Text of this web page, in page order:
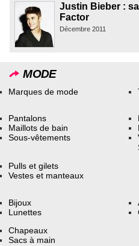
Justin Bieber :
Factor
Décembre 2011
MODE
Marques de mode
Pantalons
Maillots de bain
Sous-vêtements
Pulls et gilets
Vestes et manteaux
Bijoux
Lunettes
Chapeaux
Sacs à main